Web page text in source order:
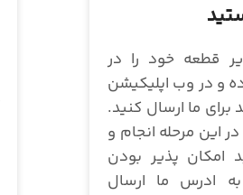
قطعه خود را در
و در وب اپلیکیشن
ما ارسال کنید.
این مرحله انجام و
امکان پذیر بودن
به ادرس ما ارسال